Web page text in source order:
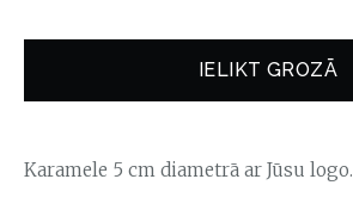
IELIKT GROZĀ
Karamele 5 cm diametrā ar Jūsu logo.